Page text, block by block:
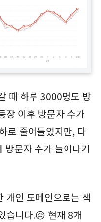
때 하루 3000명도 방
장 이후 방문자 수가
로 줄어들었지만, 다
문자 수가 늘어나기
개인 도메인으로는 색
습니다.😥 현재 8개